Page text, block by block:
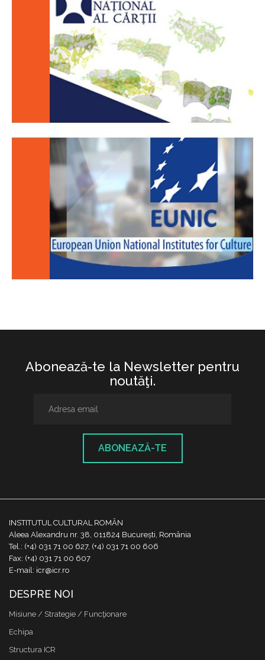
Abonează-te la Newsletter pentru
noutăţi.
ABONEAZĂ-TE
INSTITUTUL CULTURAL ROMÂN
Aleea Alexandru nr. 38, 011824 București, România
Tel.: (+4) 031 71 00 627, (+4) 031 71 00 606
Fax: (+4) 031 71 00 607
E-mail: icr@icr.ro
DESPRE NOI
Misiune / Strategie / Funcţionare
Echipa
Structura ICR